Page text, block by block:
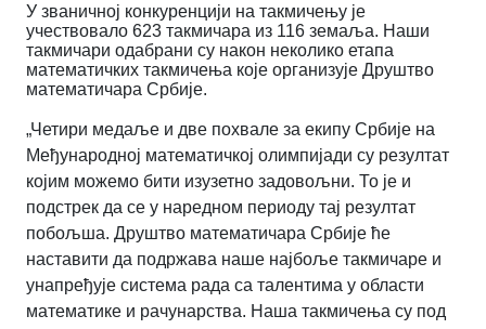
У званичној конкуренцији на такмичењу је
учествовало 623 такмичара из 116 земаља. Наши
такмичари одабрани су након неколико етапа
математичких такмичења које организује Друштво
математичара Србије.
„Четири медаље и две похвале за екипу Србије на
Међународној математичкој олимпијади су резултат
којим можемо бити изузетно задовољни. То је и
подстрек да се у наредном периоду тај резултат
побољша. Друштво математичара Србије ће
наставити да подржава наше најбоље такмичаре и
унапређује система рада са талентима у области
математике и рачунарства. Наша такмичења су под